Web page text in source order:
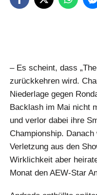
– Es scheint, dass
zurückkehren wird.
Niederlage gegen
Backlash im Mai nicht
und verlor dabei ihre
Championship.
Verletzung aus den
Wirklichkeit aber
Monat den AEW-Star